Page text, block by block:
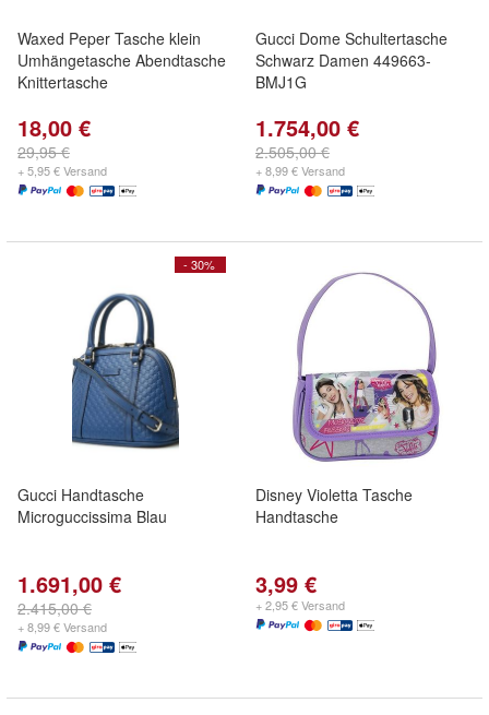
Waxed Peper Tasche klein
Umhängetasche Abendtasche
Knittertasche
18,00 €
29,95 €
+ 5,95 € Versand
Gucci Dome Schultertasche
Schwarz Damen 449663-
BMJ1G
1.754,00 €
2.505,00 €
+ 8,99 € Versand
- 30%
Gucci Handtasche
Microguccissima Blau
1.691,00 €
2.415,00 €
+ 8,99 € Versand
Disney Violetta Tasche
Handtasche
3,99 €
+ 2,95 € Versand